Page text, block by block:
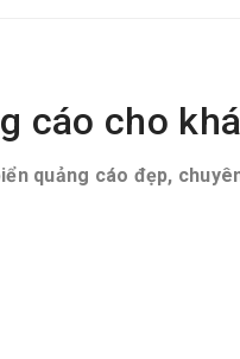
cáo cho
quảng cáo đẹp,